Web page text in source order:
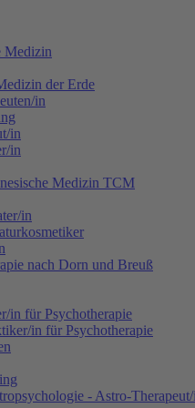
Medizin
der Erde
in
in
in
Medizin TCM
in
nach Dorn und Breuß
in für Psychotherapie
in für Psychotherapie
- Astro-